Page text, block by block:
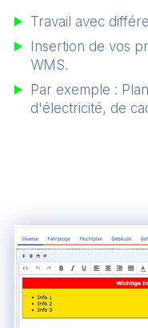
Travail avec
Insertion de vos
WMS.
Par exemple :
d'électricité, de